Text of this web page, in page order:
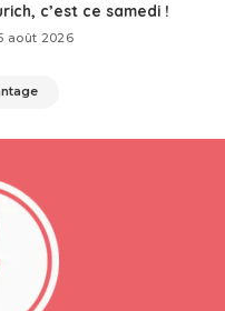
c’est ce samedi !
août 2026